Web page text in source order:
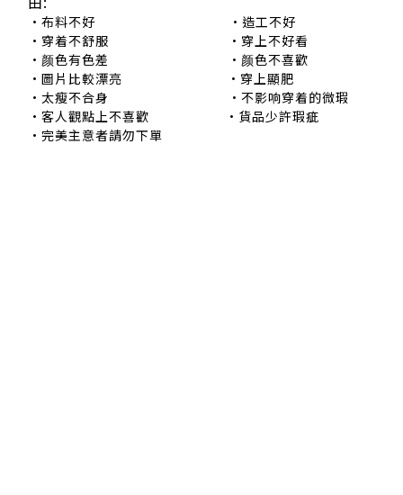
•布料不好 •造工不好
•穿着不舒服 •穿上不好看
•颜色有色差 •颜色不喜歡
•圖片比較漂亮 •穿上顯肥
•太瘦不合身 •不影响穿着的微瑕
•客人觀點上不喜歡 •貨品少許瑕疵
•完美主意者請勿下單